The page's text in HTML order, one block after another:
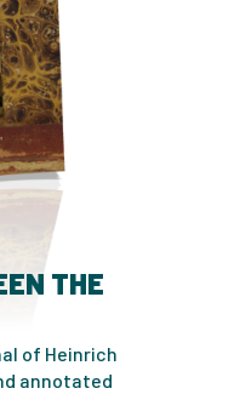
THE
of Heinrich
annotated